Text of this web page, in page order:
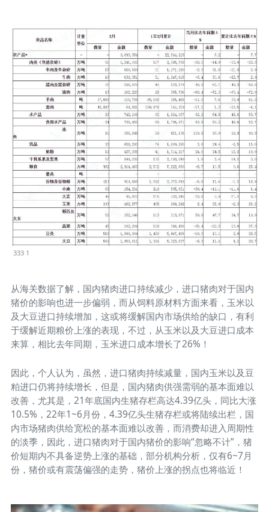
333 1
从海关数据了解，国内猪肉进口持续减少，进口猪肉对于国内
猪价的影响也进一步偏弱，而从饲料原材料方面来看，玉米以
及大豆进口持续增加，这或将缓解国内市场供给的缺口，有利
于缓解近期粮价上涨的表现，不过，从玉米以及大豆进口成本
来算，相比去年同期，玉米进口成本增长了26%！
因此，个人认为，虽然，进口猪肉持续减量，国内玉米以及豆
粕进口仍将持续增长，但是，国内猪肉供强需弱的基本面难以
改善，尤其是，21年底国内生猪存栏高达4.39亿头，同比大涨
10.5%，22年1~6月份，4.39亿头生猪存栏或将陆续出栏，国
内市场猪肉供给宽松的基本面难以改善，而消费却进入周期性
的淡季，因此，进口猪肉对于国内猪价的影响“忽略不计”，猪
价短期内不具备逆势上涨的基础，部分机构分析，仅有6~7月
份，猪价或有震荡偏强的走势，猪价上涨的拐点也将临近！